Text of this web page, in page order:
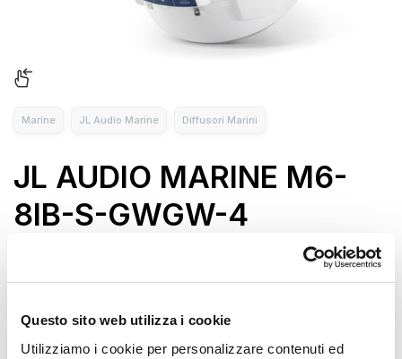
Questo sito web utilizza i cookie
Utilizziamo i cookie per personalizzare contenuti ed
Marine JL Audio Marine Diffusori Marini
JL AUDIO MARINE M6-
8IB-S-GWGW-4
Il subwoofer marino a battente M6-8IB-S-GWGw-4 di JL
Audio è l'ideale per chi cerca un audio di qualità superiore nel
proprio impianto audio per barche. Con un diametro di 8
essere montato su una vasta gamma di superfici senza dover
utilizzare una scatola chiusa o un tubo a accordo.